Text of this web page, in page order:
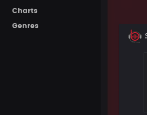
Charts
Genres